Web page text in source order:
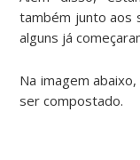
também junto aos
alguns já
Na imagem
ser compostado.